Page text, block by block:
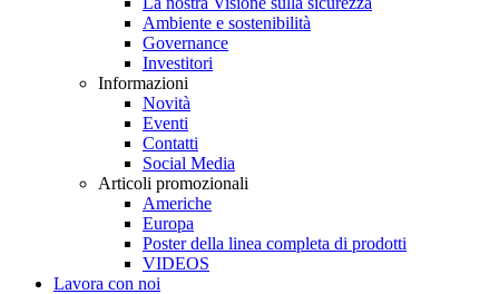
Ambiente e sostenibilità
Governance
Investitori
Informazioni
Novità
Eventi
Contatti
Social Media
Articoli promozionali
Americhe
Europa
Poster della linea completa di prodotti
VIDEOS
Lavora con noi